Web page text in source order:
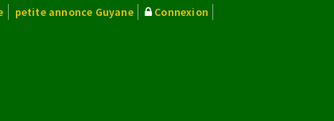
petite annonce Guyane Connexion